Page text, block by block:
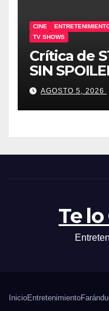
CINE
TV SHOWS
Crítica de
SIN
AGOSTO 5, 2026
Te
InicioEntretenimiento